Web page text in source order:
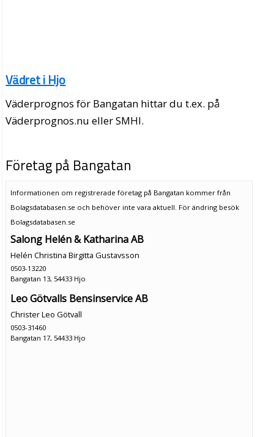
Vädret i Hjo
Väderprognos för Bangatan hittar du t.ex. på
Väderprognos.nu eller SMHI.
Företag på Bangatan
Informationen om registrerade företag på Bangatan kommer från
Bolagsdatabasen.se och behöver inte vara aktuell. För ändring besök
Bolagsdatabasen.se
Salong Helén & Katharina AB
Helén Christina Birgitta Gustavsson
0503-13220
Bangatan 13, 54433 Hjo
Leo Götvalls Bensinservice AB
Christer Leo Götvall
0503-31460
Bangatan 17, 54433 Hjo